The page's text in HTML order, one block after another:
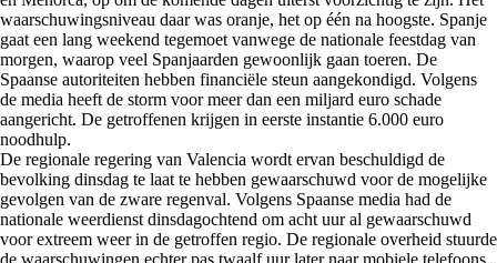
waarschuwingsniveau daar was oranje, het op één na hoogste. Spanje
gaat een lang weekend tegemoet vanwege de nationale feestdag van
morgen, waarop veel Spanjaarden gewoonlijk gaan toeren. De
Spaanse autoriteiten hebben financiële steun aangekondigd. Volgens
de media heeft de storm voor meer dan een miljard euro schade
aangericht. De getroffenen krijgen in eerste instantie 6.000 euro
noodhulp.
De regionale regering van Valencia wordt ervan beschuldigd de
bevolking dinsdag te laat te hebben gewaarschuwd voor de mogelijke
gevolgen van de zware regenval. Volgens Spaanse media had de
nationale weerdienst dinsdagochtend om acht uur al gewaarschuwd
voor extreem weer in de getroffen regio. De regionale overheid stuurde
de waarschuwingen echter pas twaalf uur later naar mobiele telefoons.